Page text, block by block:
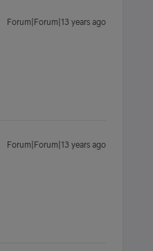
Forum|Forum|13 years ago
Forum|Forum|13 years ago